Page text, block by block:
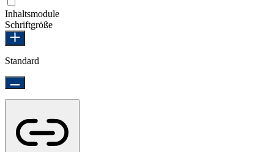
Inhaltsmodule
Schriftgröße
Standard